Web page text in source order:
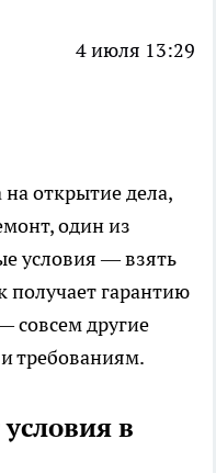
4 июля 13:29
открытие дела,
один из
условия —взять
получает гарантию
совсем другие
требованиям.
в